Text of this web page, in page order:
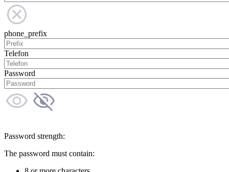
phone_prefix
Telefon
Password
Password strength:
The password must contain: